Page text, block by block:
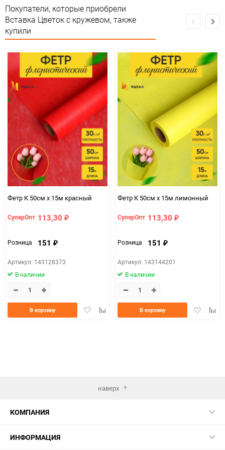
Покупатели, которые приобрели
Вставка Цветок с кружевом, также
купили
Фетр К 50см х 15м красный
СуперОпт 113,30 ₽
Розница 151 ₽
Артикул: 143128373
В наличии
ДобавитьДобавить
В корзину
Фетр К 50см х 15м лимонный
СуперОпт 113,30 ₽
Розница 151 ₽
Артикул: 143144201
В наличии
Добавить
В корзину
наверх
КОМПАНИЯ
ИНФОРМАЦИЯ